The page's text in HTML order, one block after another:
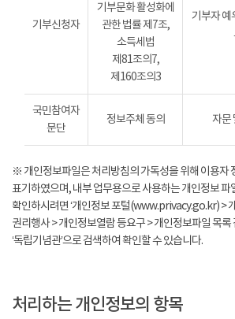
기부신청자
기부문화 활성화에
관한 법률 제7조,
소득세법
제81조의7,
제160조의3
기부자 예
국민참여자
문단
정보주체 동의 자문
※ 개인정보파일은 처리방침의 가독성을 위해 이용자
표기하였으며, 내부 업무용으로 사용하는 개인정보 파
확인하시려면 ‘개인정보 포털(www.privacy.go.kr) >
권리행사 > 개인정보열람 등요구 > 개인정보파일 목록
‘독립기념관’으로 검색하여 확인할 수 있습니다.
처리하는 개인정보의 항목